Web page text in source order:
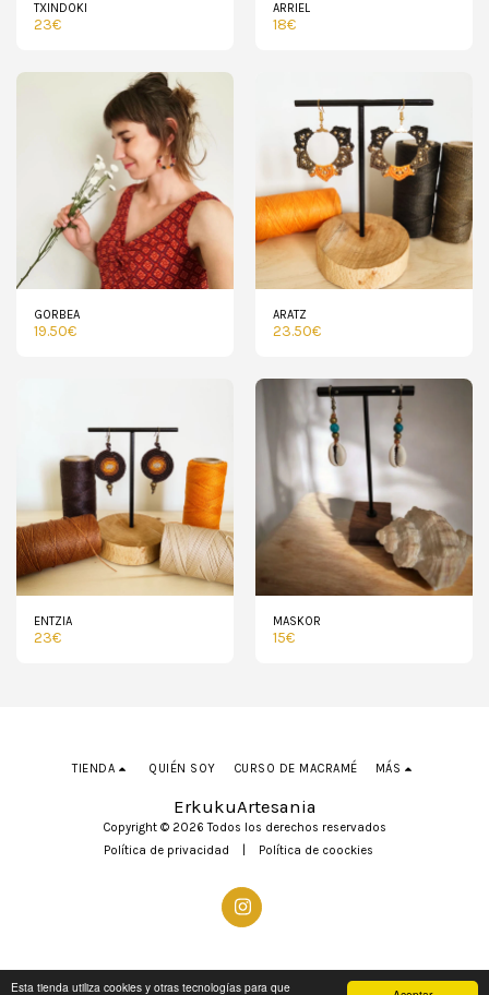
Esta tienda utiliza cookies y otras tecnologías para que
TXINDOKI
23€
ARRIEL
18€
GORBEA
19.50€
ARATZ
23.50€
ENTZIA
23€
MASKOR
15€
ErkukuArtesania
Copyright © 2026 Todos los derechos reservados
Política de privacidad
Política de coockies
TIENDA QUIÉN SOY CURSO DE MACRAMÉ MÁS